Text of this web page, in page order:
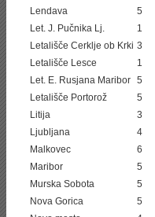
Lendava
5
Let. J. Pučnika Lj.
1
Letališče Cerklje ob Krki 3
Letališče Lesce
1
Let. E. Rusjana Maribor 5
Letališče Portorož
5
Litija
3
Ljubljana
4
Malkovec
6
Maribor
5
Murska Sobota
5
Nova Gorica
5